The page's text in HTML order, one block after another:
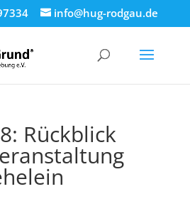
info@hug-rodgau.de
Rückblick